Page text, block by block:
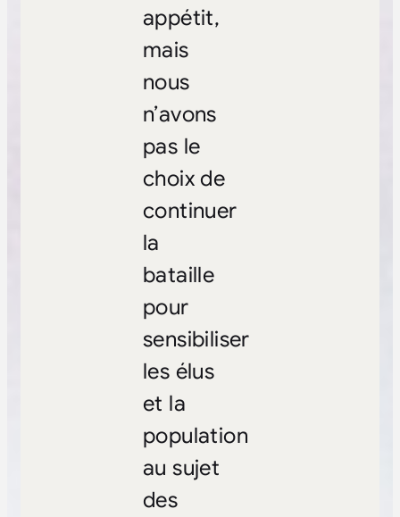
appétit,
mais
nous
n’avons
pas le
choix de
continuer
la
bataille
pour
sensibiliser
les élus
et la
population
au sujet
des